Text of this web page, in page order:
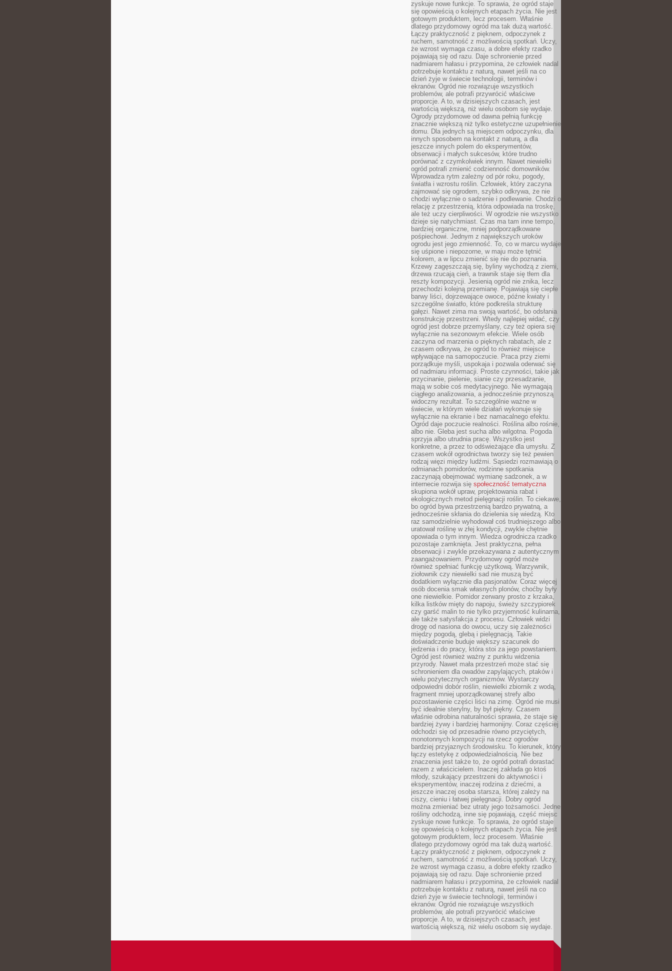
zyskuje nowe funkcje. To sprawia, że ogród staje
się opowieścią o kolejnych etapach życia. Nie jest
gotowym produktem, lecz procesem. Właśnie
dlatego przydomowy ogród ma tak dużą wartość.
Łączy praktyczność z pięknem, odpoczynek z
ruchem, samotność z możliwością spotkań. Uczy,
że wzrost wymaga czasu, a dobre efekty rzadko
pojawiają się od razu. Daje schronienie przed
nadmiarem hałasu i przypomina, że człowiek nadal
potrzebuje kontaktu z naturą, nawet jeśli na co
dzień żyje w świecie technologii, terminów i
ekranów. Ogród nie rozwiązuje wszystkich
problemów, ale potrafi przywrócić właściwe
proporcje. A to, w dzisiejszych czasach, jest
wartością większą, niż wielu osobom się wydaje.
Ogrody przydomowe od dawna pełnią funkcję
znacznie większą niż tylko estetyczne uzupełnienie
domu. Dla jednych są miejscem odpoczynku, dla
innych sposobem na kontakt z naturą, a dla
jeszcze innych polem do eksperymentów,
obserwacji i małych sukcesów, które trudno
porównać z czymkolwiek innym. Nawet niewielki
ogród potrafi zmienić codzienność domowników.
Wprowadza rytm zależny od pór roku, pogody,
światła i wzrostu roślin. Człowiek, który zaczyna
zajmować się ogrodem, szybko odkrywa, że nie
chodzi wyłącznie o sadzenie i podlewanie. Chodzi o
relację z przestrzenią, która odpowiada na troskę,
ale też uczy cierpliwości. W ogrodzie nie wszystko
dzieje się natychmiast. Czas ma tam inne tempo,
bardziej organiczne, mniej podporządkowane
pośpiechowi. Jednym z największych uroków
ogrodu jest jego zmienność. To, co w marcu wydaje
się uśpione i niepozorne, w maju może tętnić
kolorem, a w lipcu zmienić się nie do poznania.
Krzewy zagęszczają się, byliny wychodzą z ziemi,
drzewa rzucają cień, a trawnik staje się tłem dla
reszty kompozycji. Jesienią ogród nie znika, lecz
przechodzi kolejną przemianę. Pojawiają się ciepłe
barwy liści, dojrzewające owoce, późne kwiaty i
szczególne światło, które podkreśla strukturę
gałęzi. Nawet zima ma swoją wartość, bo odsłania
konstrukcję przestrzeni. Wtedy najlepiej widać, czy
ogród jest dobrze przemyślany, czy też opiera się
wyłącznie na sezonowym efekcie. Wiele osób
zaczyna od marzenia o pięknych rabatach, ale z
czasem odkrywa, że ogród to również miejsce
wpływające na samopoczucie. Praca przy ziemi
porządkuje myśli, uspokaja i pozwala oderwać się
od nadmiaru informacji. Proste czynności, takie jak
przycinanie, pielenie, sianie czy przesadzanie,
mają w sobie coś medytacyjnego. Nie wymagają
ciągłego analizowania, a jednocześnie przynoszą
widoczny rezultat. To szczególnie ważne w
świecie, w którym wiele działań wykonuje się
wyłącznie na ekranie i bez namacalnego efektu.
Ogród daje poczucie realności. Roślina albo rośnie,
albo nie. Gleba jest sucha albo wilgotna. Pogoda
sprzyja albo utrudnia pracę. Wszystko jest
konkretne, a przez to odświeżające dla umysłu. Z
czasem wokół ogrodnictwa tworzy się też pewien
rodzaj więzi między ludźmi. Sąsiedzi rozmawiają o
odmianach pomidorów, rodzinne spotkania
zaczynają obejmować wymianę sadzonek, a w
internecie rozwija się społeczność tematyczna
skupiona wokół upraw, projektowania rabat i
ekologicznych metod pielęgnacji roślin. To ciekawe,
bo ogród bywa przestrzenią bardzo prywatną, a
jednocześnie skłania do dzielenia się wiedzą. Kto
raz samodzielnie wyhodował coś trudniejszego albo
uratował roślinę w złej kondycji, zwykle chętnie
opowiada o tym innym. Wiedza ogrodnicza rzadko
pozostaje zamknięta. Jest praktyczna, pełna
obserwacji i zwykle przekazywana z autentycznym
zaangażowaniem. Przydomowy ogród może
również spełniać funkcję użytkową. Warzywnik,
ziołownik czy niewielki sad nie muszą być
dodatkiem wyłącznie dla pasjonatów. Coraz więcej
osób docenia smak własnych plonów, choćby były
one niewielkie. Pomidor zerwany prosto z krzaka,
kilka listków mięty do napoju, świeży szczypiorek
czy garść malin to nie tylko przyjemność kulinarna,
ale także satysfakcja z procesu. Człowiek widzi
drogę od nasiona do owocu, uczy się zależności
między pogodą, glebą i pielęgnacją. Takie
doświadczenie buduje większy szacunek do
jedzenia i do pracy, która stoi za jego powstaniem.
Ogród jest również ważny z punktu widzenia
przyrody. Nawet mała przestrzeń może stać się
schronieniem dla owadów zapylających, ptaków i
wielu pożytecznych organizmów. Wystarczy
odpowiedni dobór roślin, niewielki zbiornik z wodą,
fragment mniej uporządkowanej strefy albo
pozostawienie części liści na zimę. Ogród nie musi
być idealnie sterylny, by był piękny. Czasem
właśnie odrobina naturalności sprawia, że staje się
bardziej żywy i bardziej harmonijny. Coraz częściej
odchodzi się od przesadnie równo przyciętych,
monotonnych kompozycji na rzecz ogrodów
bardziej przyjaznych środowisku. To kierunek, który
łączy estetykę z odpowiedzialnością. Nie bez
znaczenia jest także to, że ogród potrafi dorastać
razem z właścicielem. Inaczej zakłada go ktoś
młody, szukający przestrzeni do aktywności i
eksperymentów, inaczej rodzina z dziećmi, a
jeszcze inaczej osoba starsza, której zależy na
ciszy, cieniu i łatwej pielęgnacji. Dobry ogród
można zmieniać bez utraty jego tożsamości. Jedne
rośliny odchodzą, inne się pojawiają, część miejsc
zyskuje nowe funkcje. To sprawia, że ogród staje
się opowieścią o kolejnych etapach życia. Nie jest
gotowym produktem, lecz procesem. Właśnie
dlatego przydomowy ogród ma tak dużą wartość.
Łączy praktyczność z pięknem, odpoczynek z
ruchem, samotność z możliwością spotkań. Uczy,
że wzrost wymaga czasu, a dobre efekty rzadko
pojawiają się od razu. Daje schronienie przed
nadmiarem hałasu i przypomina, że człowiek nadal
potrzebuje kontaktu z naturą, nawet jeśli na co
dzień żyje w świecie technologii, terminów i
ekranów. Ogród nie rozwiązuje wszystkich
problemów, ale potrafi przywrócić właściwe
proporcje. A to, w dzisiejszych czasach, jest
wartością większą, niż wielu osobom się wydaje.